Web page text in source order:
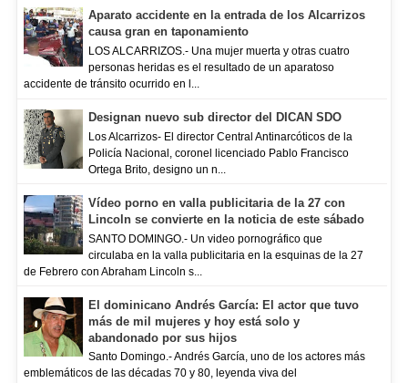
Aparato accidente en la entrada de los Alcarrizos
causa gran en taponamiento
LOS ALCARRIZOS.- Una mujer muerta y otras cuatro
personas heridas es el resultado de un aparatoso
accidente de tránsito ocurrido en l...
Designan nuevo sub director del DICAN SDO
Los Alcarrizos- El director Central Antinarcóticos de la
Policía Nacional, coronel licenciado Pablo Francisco
Ortega Brito, designo un n...
Vídeo porno en valla publicitaria de la 27 con
Lincoln se convierte en la noticia de este sábado
SANTO DOMINGO.- Un video pornográfico que
circulaba en la valla publicitaria en la esquinas de la 27
de Febrero con Abraham Lincoln s...
El dominicano Andrés García: El actor que tuvo
más de mil mujeres y hoy está solo y
abandonado por sus hijos
Santo Domingo.- Andrés García, uno de los actores más
emblemáticos de las décadas 70 y 80, leyenda viva del